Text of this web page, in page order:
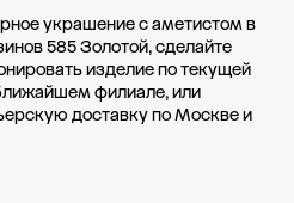
украшение с аметистом в
585 Золотой, сделайте
изделие по текущей
филиале, или
доставку по Москве и